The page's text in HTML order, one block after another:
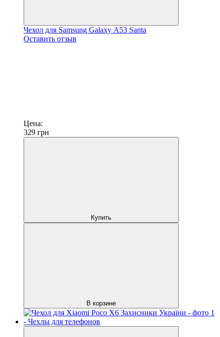
Чехол для Samsung Galaxy А53 Santa
Оставить отзыв
Цена:
329 грн
Купить
В корзине